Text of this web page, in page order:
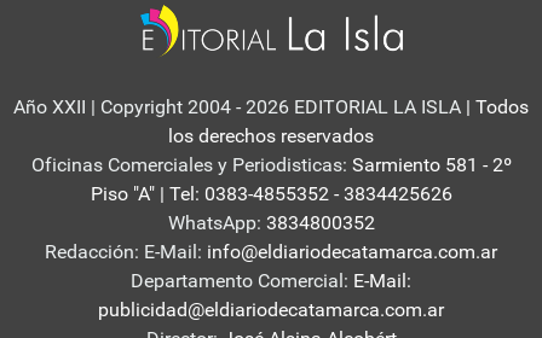
Año XXII | Copyright 2004 - 2026 EDITORIAL LA ISLA | Todos
los derechos reservados
Oficinas Comerciales y Periodisticas: Sarmiento 581 - 2º
Piso "A" | Tel: 0383-4855352 - 3834425626
WhatsApp: 3834800352
Redacción: E-Mail: info@eldiariodecatamarca.com.ar
Departamento Comercial: E-Mail:
publicidad@eldiariodecatamarca.com.ar